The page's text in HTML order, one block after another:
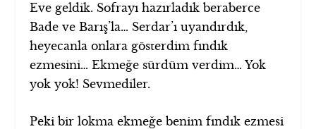
Eve geldik. Sofrayı hazırladık beraberce
Bade ve Barış’la… Serdar’ı uyandırdık,
heyecanla onlara gösterdim fındık
ezmesini… Ekmeğe sürdüm verdim… Yok
yok yok! Sevmediler.
Peki bir lokma ekmeğe benim fındık ezmesi